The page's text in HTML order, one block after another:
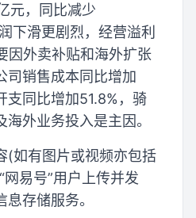
元，同比减少
下滑更剧烈，经营溢利
因外卖补贴和海外扩张
司销售成本同比增加
支同比增加51.8%，骑
外业务投入是主因。
(如有图片或视频亦包括
易号”用户上传并发
存储服务。